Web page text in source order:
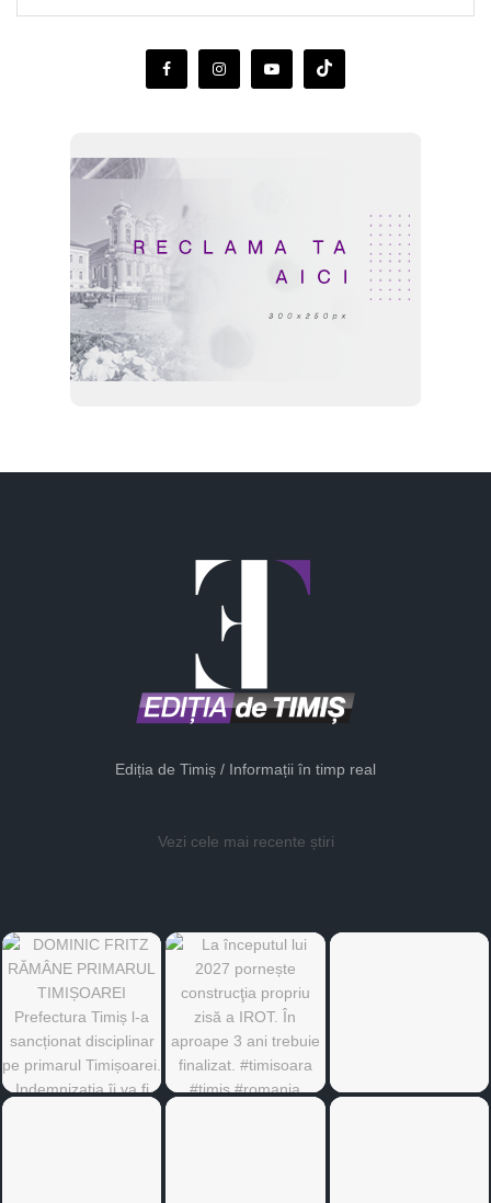
Ediția de Timiș / Informații în timp real
Vezi cele mai recente știri